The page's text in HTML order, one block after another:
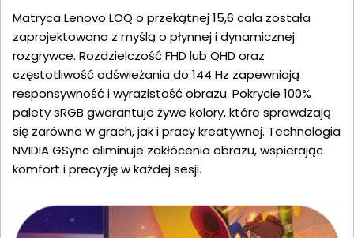
Matryca Lenovo LOQ o przekątnej 15,6 cala została
zaprojektowana z myślą o płynnej i dynamicznej
rozgrywce. Rozdzielczość FHD lub QHD oraz
częstotliwość odświeżania do 144 Hz zapewniają
responsywność i wyrazistość obrazu. Pokrycie 100%
palety sRGB gwarantuje żywe kolory, które sprawdzają
się zarówno w grach, jak i pracy kreatywnej. Technologia
NVIDIA GSync eliminuje zakłócenia obrazu, wspierając
komfort i precyzję w każdej sesji.